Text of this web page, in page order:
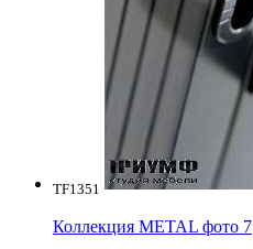
TF1351
Коллекция METAL фото 7